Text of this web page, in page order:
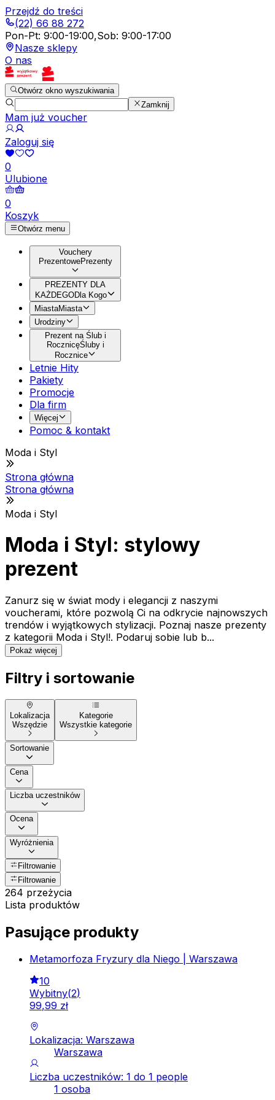
Przejdź do treści
(22) 66 88 272
Pon-Pt: 9:00-19:00,Sob: 9:00-17:00
Nasze sklepy
O nas
Otwórz okno wyszukiwania
Zamknij
Mam już voucher
Zaloguj się
0
Ulubione
0
Koszyk
Otwórz menu
Vouchery
PrezentowePrezenty
PREZENTY DLA
KAŻDEGODla Kogo
MiastaMiasta
Urodziny
Prezent na Ślub i
RocznicęŚluby i
Rocznice
Letnie Hity
Pakiety
Promocje
Dla firm
Więcej
Pomoc & kontakt
Moda i Styl
Strona główna
Strona główna
Moda i Styl
Moda i Styl: stylowy
prezent
Zanurz się w świat mody i elegancji z naszymi
voucherami, które pozwolą Ci na odkrycie najnowszych
trendów i wyjątkowych stylizacji. Poznaj nasze prezenty
z kategorii Moda i Styl!. Podaruj sobie lub b...
Pokaż więcej
Filtry i sortowanie
Lokalizacja
Wszędzie
Kategorie
Wszystkie kategorie
Sortowanie
Cena
Liczba uczestników
Ocena
Wyróżnienia
Filtrowanie
Filtrowanie
264 przeżycia
Lista produktów
Pasujące produkty
Metamorfoza Fryzury dla Niego | Warszawa
10
Wybitny(2)
99,99 zł
Lokalizacja: Warszawa
Warszawa
Liczba uczestników: 1 do 1 people
1 osoba